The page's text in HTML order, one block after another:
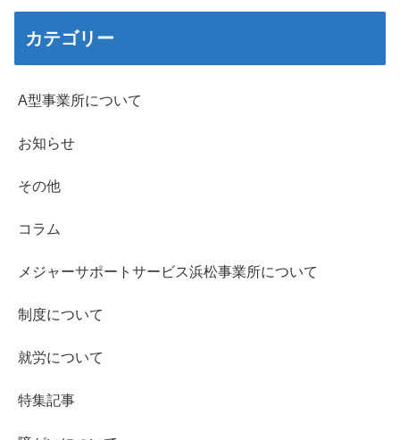
カテゴリー
A型事業所について
お知らせ
その他
コラム
メジャーサポートサービス浜松事業所について
制度について
就労について
特集記事